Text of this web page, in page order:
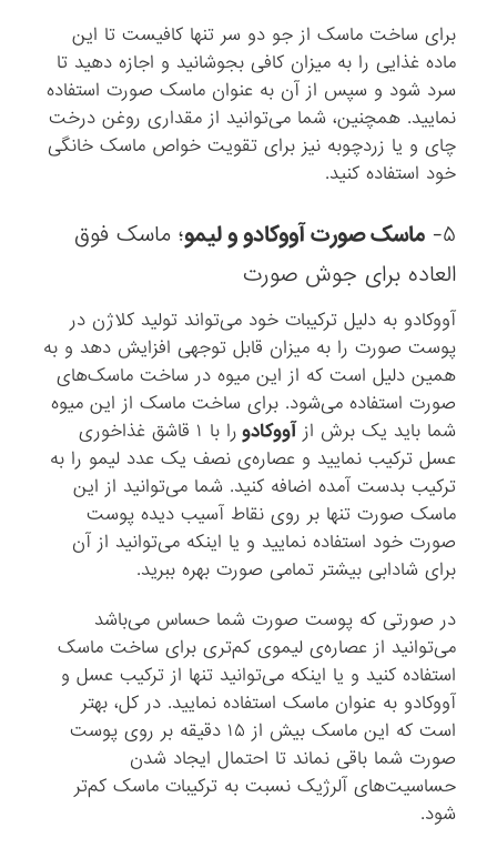
برای ساخت ماسک از جو دو سر تنها کافیست تا این
ماده غذایی را به میزان کافی بجوشانید و اجازه دهید تا
سرد شود و سپس از آن به عنوان ماسک صورت استفاده
نمایید. همچنین، شما می‌توانید از مقداری روغن درخت
چای و یا زردچوبه نیز برای تقویت خواص ماسک خانگی
خود استفاده کنید.
۵- ماسک صورت آووکادو و لیمو؛ ماسک فوق
العاده برای جوش صورت
آووکادو به دلیل ترکیبات خود می‌تواند تولید کلاژن در
پوست صورت را به میزان قابل توجهی افزایش دهد و به
همین دلیل است که از این میوه در ساخت ماسک‌های
صورت استفاده می‌شود. برای ساخت ماسک از این میوه
شما باید یک برش ازآووکادو
را با ۱ قاشق غذاخوری
عسل ترکیب نمایید و عصاره‌ی نصف یک عدد لیمو را به
ترکیب بدست آمده اضافه کنید. شما می‌توانید از این
ماسک صورت تنها بر روی نقاط آسیب دیده پوست
صورت خود استفاده نمایید و یا اینکه می‌توانید از آن
برای شادابی بیشتر تمامی صورت بهره ببرید.
در صورتی که پوست صورت شما حساس می‌باشد
می‌توانید از عصاره‌ی لیموی کم‌تری برای ساخت ماسک
استفاده کنید و یا اینکه می‌توانید تنها از ترکیب عسل و
آووکادو به عنوان ماسک استفاده نمایید. در کل، بهتر
است که این ماسک بیش از ۱۵ دقیقه بر روی پوست
صورت شما باقی نماند تا احتمال ایجاد شدن
حساسیت‌های آلرژیک نسبت به ترکیبات ماسک کم‌تر
شود.